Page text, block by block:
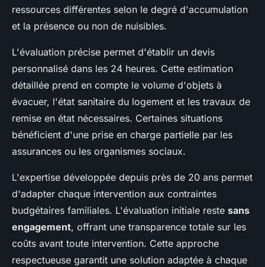
ressources différentes selon le degré d'accumulation
et la présence ou non de nuisibles.
L'évaluation précise permet d'établir un devis
personnalisé dans les 24 heures. Cette estimation
détaillée prend en compte le volume d'objets à
évacuer, l'état sanitaire du logement et les travaux de
remise en état nécessaires. Certaines situations
bénéficient d'une prise en charge partielle par les
assurances ou les organismes sociaux.
L'expertise développée depuis près de 20 ans permet
d'adapter chaque intervention aux contraintes
budgétaires familiales. L'évaluation initiale reste sans
engagement, offrant une transparence totale sur les
coûts avant toute intervention. Cette approche
respectueuse garantit une solution adaptée à chaque